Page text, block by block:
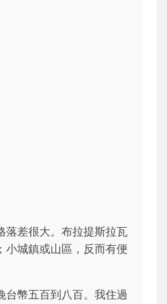
落差很大。布拉提斯拉瓦
小城鎮或山區，反而有便
台幣五百到八百。我住過